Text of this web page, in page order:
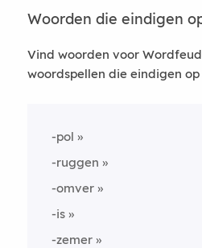
Woorden die eindigen
Vind woorden voor
woordspellen die eindigen
-pol
-ruggen
-omver
-is
-zemer